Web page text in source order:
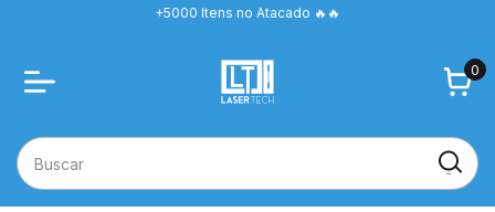
+5000 Itens no Atacado 🔥🔥
0